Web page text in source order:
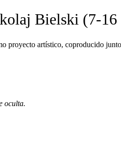
Bielski (7-16
proyecto artístico, coproducido
oculta.